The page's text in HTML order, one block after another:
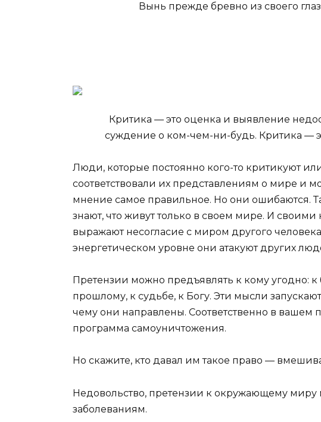
Вынь прежде бревно из своего
Критика — это оценка и выявление
суждение о ком-чем-ни-будь. Критика —
Люди, которые постоянно кого-то критикуют
соответствовали их представлениям о мире и
мнение самое правильное. Но они ошибаются.
знают, что живут только в своем мире. И
выражают несогласие с миром другого
энергетическом уровне они атакуют других
Претензии можно предъявлять к кому угодно: к
прошлому, к судьбе, к Богу. Эти мысли
чему они направлены. Соответственно в вашем
программа самоуничтожения.
Но скажите, кто давал им такое право —
Недовольство, претензии к окружающему миру
заболеваниям.